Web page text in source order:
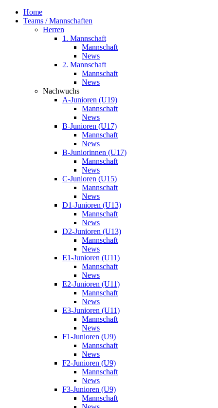
Home
Teams / Mannschaften
Herren
1. Mannschaft
Mannschaft
News
2. Mannschaft
Mannschaft
News
Nachwuchs
A-Junioren (U19)
Mannschaft
News
B-Junioren (U17)
Mannschaft
News
B-Juniorinnen (U17)
Mannschaft
News
C-Junioren (U15)
Mannschaft
News
D1-Junioren (U13)
Mannschaft
News
D2-Junioren (U13)
Mannschaft
News
E1-Junioren (U11)
Mannschaft
News
E2-Junioren (U11)
Mannschaft
News
E3-Junioren (U11)
Mannschaft
News
F1-Junioren (U9)
Mannschaft
News
F2-Junioren (U9)
Mannschaft
News
F3-Junioren (U9)
Mannschaft